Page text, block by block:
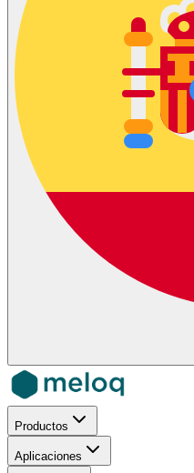
Productos
Aplicaciones